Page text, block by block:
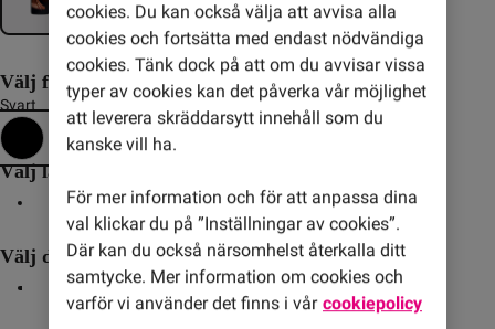
Välj färg
Svart
Välj lagringsutrymme
256 GB
Välj delbetalning av mobilen
36 mån 24 mån Direkt
cookies. Du kan också välja att avvisa alla
cookies och fortsätta med endast nödvändiga
cookies. Tänk dock på att om du avvisar vissa
typer av cookies kan det påverka vår möjlighet
att leverera skräddarsytt innehåll som du
kanske vill ha.
För mer information och för att anpassa dina
val klickar du på ”Inställningar av cookies”.
Där kan du också närsomhelst återkalla ditt
samtycke. Mer information om cookies och
varför vi använder det finns i vår cookiepolicy